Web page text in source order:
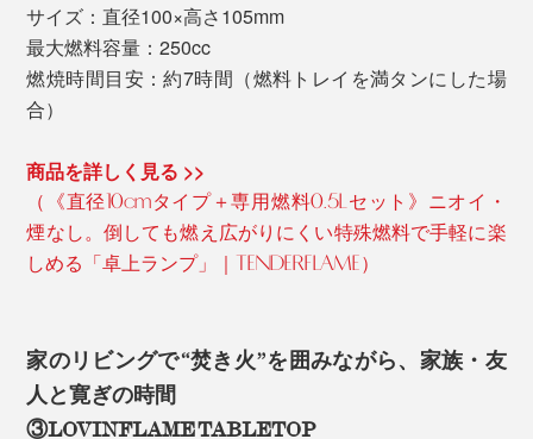
サイズ：直径100×高さ105mm
最大燃料容量：250cc
燃焼時間目安：約7時間（燃料トレイを満タンにした場
合）
商品を詳しく見る >>
（《直径10cmタイプ＋専用燃料0.5Lセット》ニオイ・
煙なし。倒しても燃え広がりにくい特殊燃料で手軽に楽
しめる「卓上ランプ」｜TENDERFLAME）
家のリビングで“焚き火”を囲みながら、家族・友
人と寛ぎの時間
③LOVINFLAME TABLETOP